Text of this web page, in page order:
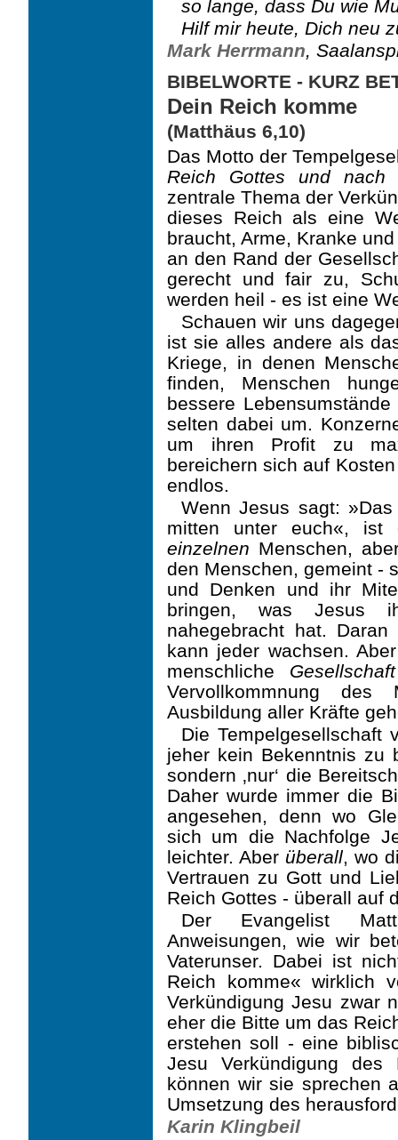
so lange, dass Du wie
Hilf mir heute, Dich neu
Mark Herrmann,
BIBELWORTE - KURZ
Dein Reich komme
(Matthäus 6,10)
Das Motto der
Reich Gottes und nach
zentrale Thema der
dieses Reich als eine
braucht, Arme, Kranke
an den Rand der
gerecht und fair zu,
werden heil - es ist eine
Schauen wir uns
ist sie alles andere als
Kriege, in denen
finden, Menschen
bessere
selten dabei um.
um ihren Profit zu
bereichern sich auf
endlos.
Wenn Jesus sagt:
mitten unter euch«,
einzelnen Menschen,
den Men­schen, gemeint -
und Denken und ihr
bringen, was Jesus
nahegebracht hat.
kann jeder wachsen.
mensch­liche Gesellschaft
Vervollkommnung
Ausbildung aller Kräfte
Die Tempelgesellschaft
jeher kein Bekenntnis zu
sondern ‚nur‘ die
Daher wurde immer die
angesehen, denn wo
sich um die Nachfolge
leichter. Aber überall, wo
Vertrauen zu Gott und
Reich Gottes - überall auf
Der Evangelist
Anweisungen, wie wir
Vaterunser. Dabei ist
Reich komme« wirklich
Verkündigung Jesu zwar
eher die Bitte um das
erstehen soll - eine
Jesu Verkündigung des
können wir sie sprechen
Umsetzung des
Karin Klingbeil